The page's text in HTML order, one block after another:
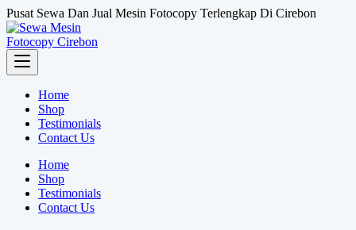
Skip
to
content
Pusat Sewa Dan Jual Mesin Fotocopy Terlengkap Di Cirebon
Home
Shop
Testimonials
Contact Us
Home
Shop
Testimonials
Contact Us